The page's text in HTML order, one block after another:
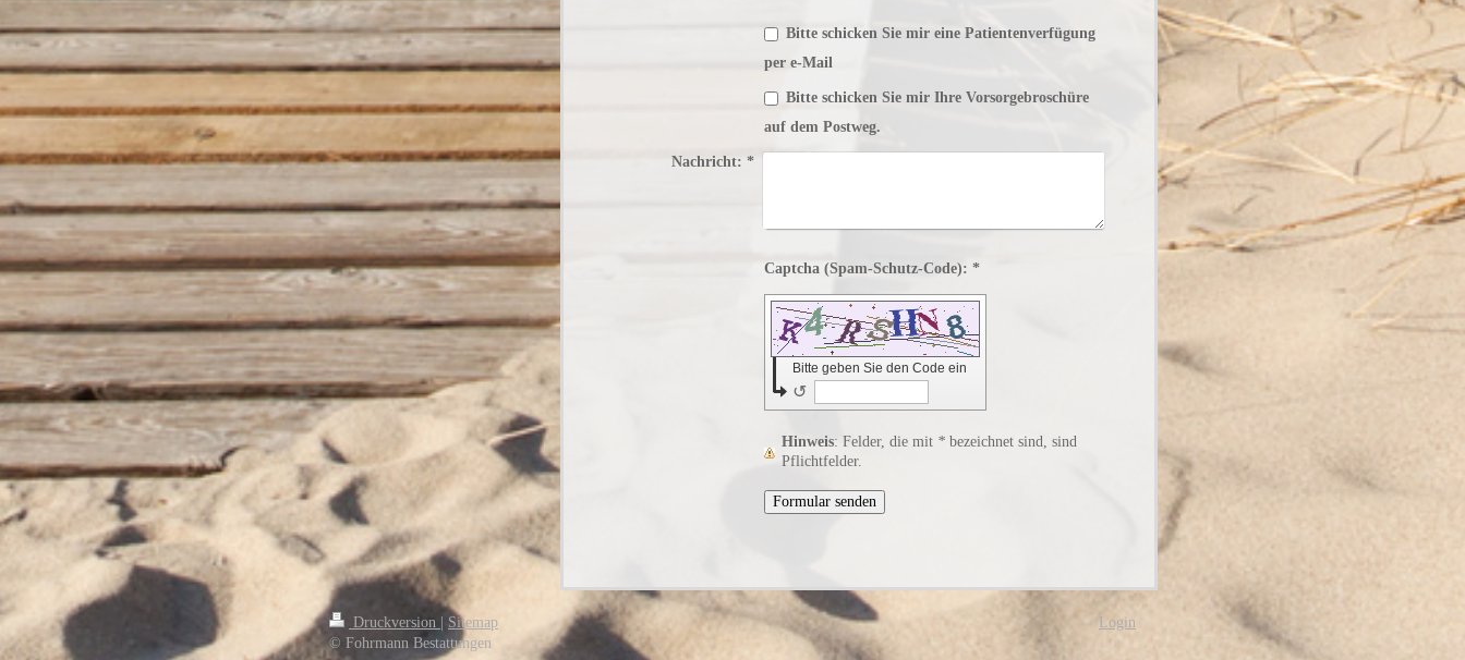
Bitte schicken Sie mir eine Patientenverfügung
per e-Mail
Bitte schicken Sie mir Ihre Vorsorgebroschüre
auf dem Postweg.
Nachricht: *
Captcha (Spam-Schutz-Code): *
Bitte geben Sie den Code ein
↺
Hinweis : Felder, die mit *bezeichnet sind, sind
Pflichtfelder.
Druckversion
Sitemap
© Fohrmann Bestattungen
Login